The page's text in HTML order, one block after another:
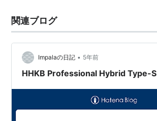
関連ブログ
Impalaの日記 • 5年前
HHKB Professional Hybrid Type-S